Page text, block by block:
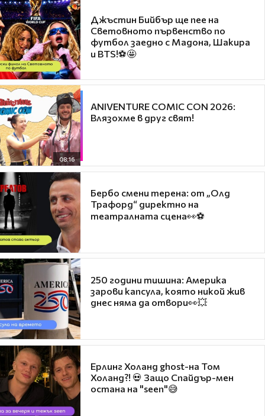
Джъстин Бийбър ще пее на
Световното първенство по
футбол заедно с Мадона, Шакира
и BTS!⚽🤩
08:16
ANIVENTURE COMIC CON 2026:
Влязохме в друг свят!
Бербо смени терена: от „Олд
Трафорд“ директно на
театралната сцена👀⚽
250 години тишина: Америка
зарови капсула, която никой жив
днес няма да отвори👀💥
Ерлинг Холанд ghost-на Том
Холанд?! 💀 Защо Спайдър-мен
остана на "seen"😅